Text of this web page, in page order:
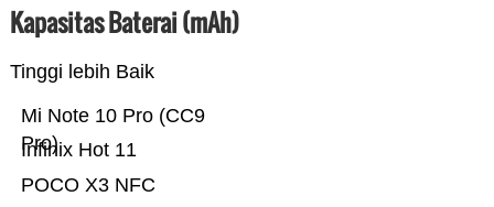
Kapasitas Baterai (mAh)
Tinggi lebih Baik
POCO X3 NFC
Infinix Hot 11
Mi Note 10 Pro (CC9
Pro)